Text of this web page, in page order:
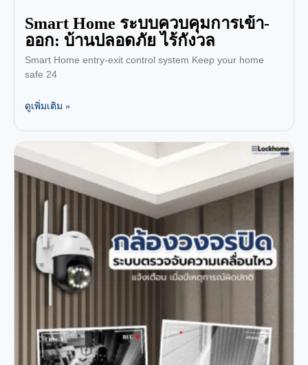
Smart Home ระบบควบคุมการเข้า-
ออก: บ้านปลอดภัย ไร้กังวล
Smart Home entry-exit control system Keep your home
safe 24
ดูเพิ่มเติม »